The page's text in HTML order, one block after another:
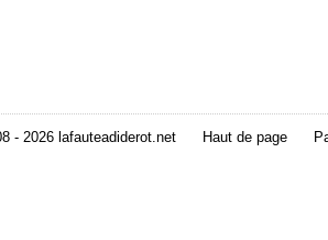
- 2026 lafauteadiderot.net Haut de page